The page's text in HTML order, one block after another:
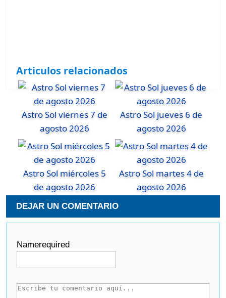
Articulos relacionados
Astro Sol viernes 7 de
agosto 2026
Astro Sol jueves 6 de
agosto 2026
Astro Sol miércoles 5
de agosto 2026
Astro Sol martes 4 de
agosto 2026
DEJAR UN COMENTARIO
Namerequired